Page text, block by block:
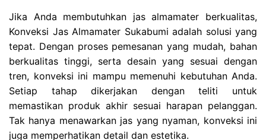
Jika Anda membutuhkan jas almamater berkualitas,
Konveksi Jas Almamater Sukabumi adalah solusi yang
tepat. Dengan proses pemesanan yang mudah, bahan
berkualitas tinggi, serta desain yang sesuai dengan
tren, konveksi ini mampu memenuhi kebutuhan Anda.
Setiap tahap dikerjakan dengan teliti untuk
memastikan produk akhir sesuai harapan pelanggan.
Tak hanya menawarkan jas yang nyaman, konveksi ini
juga memperhatikan detail dan estetika.